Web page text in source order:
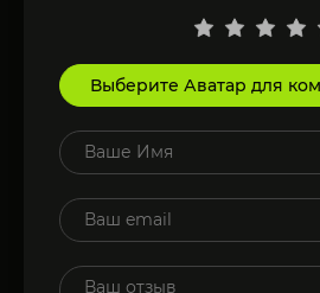
Выберите Аватар для